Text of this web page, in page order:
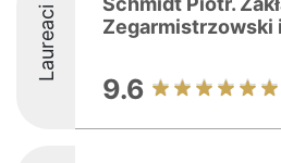
Laureaci
Zegarmistrzowski
9.6